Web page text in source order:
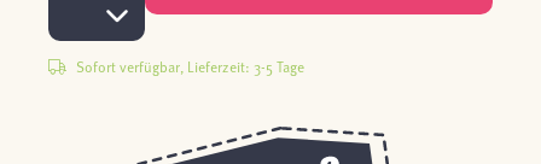
Sofort verfügbar, Lieferzeit: 3-5 Tage